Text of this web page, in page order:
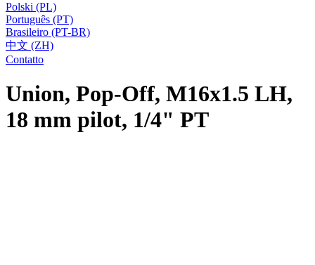
Polski (PL)
Português (PT)
Brasileiro (PT-BR)
中文 (ZH)
Contatto
Union, Pop-Off, M16x1.5 LH,
18 mm pilot, 1/4" PT